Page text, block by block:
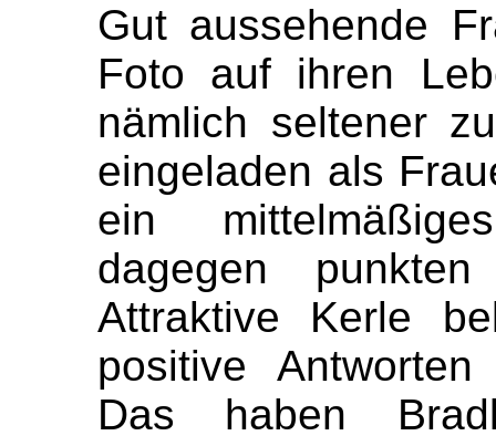
Gut aussehende
Foto auf ihren
nämlich seltener
eingeladen als
ein
dagegen
Attraktive Kerle
positive
Das haben